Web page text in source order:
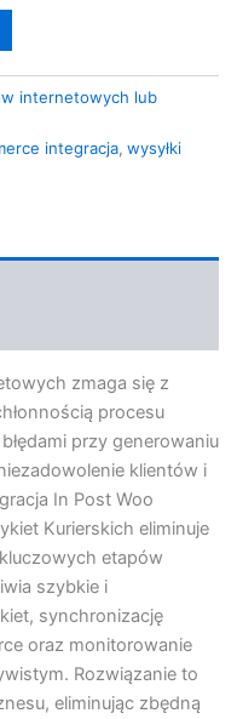
internetowych lub
integracja, wysyłki
zmaga się z
procesu
przy generowaniu
klientów i
In Post Woo
Kurierskich eliminuje
etapów
szybkie i
synchronizację
oraz monitorowanie
Rozwiązanie to
eliminując zbędną